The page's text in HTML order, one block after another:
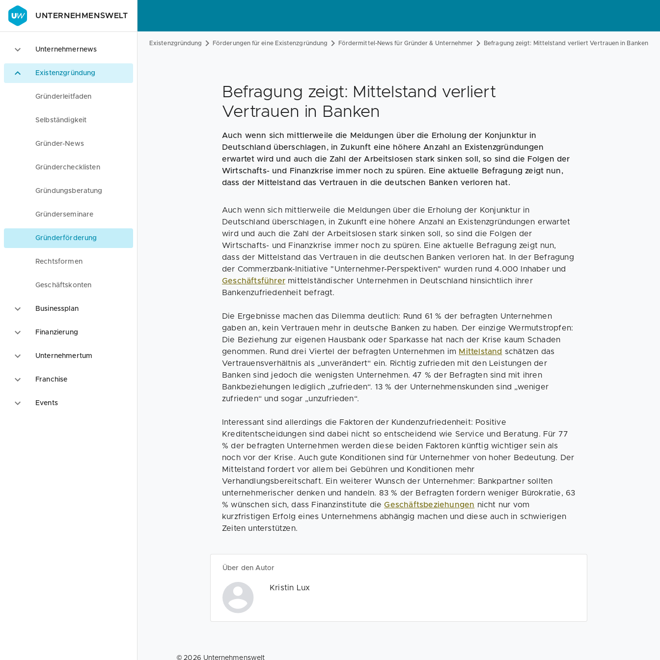
UNTERNEHMENSWELT
Unternehmernews
Existenzgründung
Gründerleitfaden
Selbständigkeit
Gründer-News
Gründerchecklisten
Gründungsberatung
Gründerseminare
Gründerförderung
Rechtsformen
Geschäftskonten
Businessplan
Finanzierung
Unternehmertum
Franchise
Events
Existenzgründung Förderungen für eine Existenzgründung Fördermittel-News für Gründer & Unternehmer Befragung zeigt: Mittelstand verliert Vertrauen in Banken
Befragung zeigt: Mittelstand verliert
Vertrauen in Banken
Auch wenn sich mittlerweile die Meldungen über die Erholung der Konjunktur in
Deutschland überschlagen, in Zukunft eine höhere Anzahl an Existenzgründungen
erwartet wird und auch die Zahl der Arbeitslosen stark sinken soll, so sind die Folgen der
Wirtschafts- und Finanzkrise immer noch zu spüren. Eine aktuelle Befragung zeigt nun,
dass der Mittelstand das Vertrauen in die deutschen Banken verloren hat.
Auch wenn sich mittlerweile die Meldungen über die Erholung der Konjunktur in
Deutschland überschlagen, in Zukunft eine höhere Anzahl an Existenzgründungen erwartet
wird und auch die Zahl der Arbeitslosen stark sinken soll, so sind die Folgen der
Wirtschafts- und Finanzkrise immer noch zu spüren. Eine aktuelle Befragung zeigt nun,
dass der Mittelstand das Vertrauen in die deutschen Banken verloren hat. In der Befragung
der Commerzbank-Initiative "Unternehmer-Perspektiven" wurden rund 4.000 Inhaber und
Geschäftsführer mittelständischer Unternehmen in Deutschland hinsichtlich ihrer
Bankenzufriedenheit befragt.
Die Ergebnisse machen das Dilemma deutlich: Rund 61 % der befragten Unternehmen
gaben an, kein Vertrauen mehr in deutsche Banken zu haben. Der einzige Wermutstropfen:
Die Beziehung zur eigenen Hausbank oder Sparkasse hat nach der Krise kaum Schaden
genommen. Rund drei Viertel der befragten Unternehmen im Mittelstand schätzen das
Vertrauensverhältnis als „unverändert“ ein. Richtig zufrieden mit den Leistungen der
Banken sind jedoch die wenigsten Unternehmen. 47 % der Befragten sind mit ihren
Bankbeziehungen lediglich „zufrieden“. 13 % der Unternehmenskunden sind „weniger
zufrieden“ und sogar „unzufrieden“.
Interessant sind allerdings die Faktoren der Kundenzufriedenheit: Positive
Kreditentscheidungen sind dabei nicht so entscheidend wie Service und Beratung. Für 77
% der befragten Unternehmen werden diese beiden Faktoren künftig wichtiger sein als
noch vor der Krise. Auch gute Konditionen sind für Unternehmer von hoher Bedeutung. Der
Mittelstand fordert vor allem bei Gebühren und Konditionen mehr
Verhandlungsbereitschaft. Ein weiterer Wunsch der Unternehmer: Bankpartner sollten
unternehmerischer denken und handeln. 83 % der Befragten fordern weniger Bürokratie, 63
% wünschen sich, dass Finanzinstitute dieGeschäftsbeziehungen nicht nur vom
kurzfristigen Erfolg eines Unternehmens abhängig machen und diese auch in schwierigen
Zeiten unterstützen.
Über den Autor
Kristin Lux
©2026 Unternehmenswelt